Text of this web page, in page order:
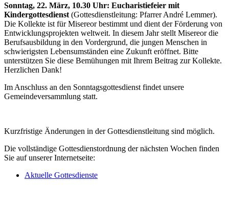
Sonntag, 22. März, 10.30 Uhr: Eucharistiefeier mit
Kindergottesdienst (Gottesdienstleitung: Pfarrer André Lemmer).
Die Kollekte ist für Misereor bestimmt und dient der Förderung von
Entwicklungsprojekten weltweit. In diesem Jahr stellt Misereor die
Berufsausbildung in den Vordergrund, die jungen Menschen in
schwierigsten Lebensumständen eine Zukunft eröffnet. Bitte
unterstützen Sie diese Bemühungen mit Ihrem Beitrag zur Kollekte.
Herzlichen Dank!
Im Anschluss an den Sonntagsgottesdienst findet unsere
Gemeindeversammlung statt.
Kurzfristige Änderungen in der Gottesdienstleitung sind möglich.
Die vollständige Gottesdienstordnung der nächsten Wochen finden
Sie auf unserer Internetseite:
Aktuelle Gottesdienste